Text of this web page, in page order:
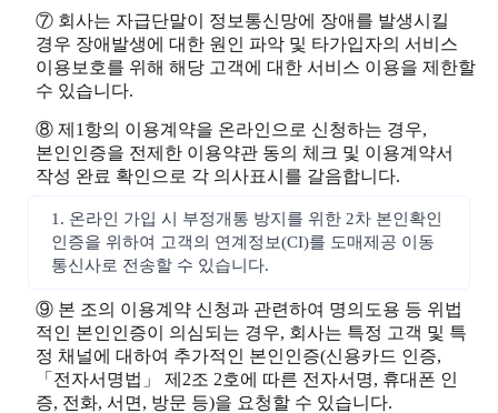
⑦ 회사는 자급단말이 정보통신망에 장애를 발생시킬
경우 장애발생에 대한 원인 파악 및 타가입자의 서비스
이용보호를 위해 해당 고객에 대한 서비스 이용을 제한할
수 있습니다.
⑧ 제1항의 이용계약을 온라인으로 신청하는 경우,
본인인증을 전제한 이용약관 동의 체크 및 이용계약서
작성 완료 확인으로 각 의사표시를 갈음합니다.
1. 온라인 가입 시 부정개통 방지를 위한 2차 본인확인
인증을 위하여 고객의 연계정보(CI)를 도매제공 이동
통신사로 전송할 수 있습니다.
⑨ 본 조의 이용계약 신청과 관련하여 명의도용 등 위법
적인 본인인증이 의심되는 경우, 회사는 특정 고객 및 특
정 채널에 대하여 추가적인 본인인증(신용카드 인증,
「전자서명법」 제2조 2호에 따른 전자서명, 휴대폰 인
증, 전화, 서면, 방문 등)을 요청할 수 있습니다.